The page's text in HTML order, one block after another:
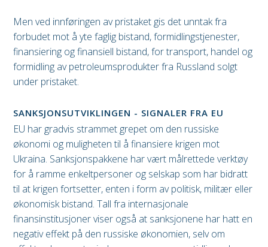
Men ved innføringen av pristaket gis det unntak fra
forbudet mot å yte faglig bistand, formidlingstjenester,
finansiering og finansiell bistand, for transport, handel og
formidling av petroleumsprodukter fra Russland solgt
under pristaket.
SANKSJONSUTVIKLINGEN - SIGNALER FRA EU
EU har gradvis strammet grepet om den russiske
økonomi og muligheten til å finansiere krigen mot
Ukraina. Sanksjonspakkene har vært målrettede verktøy
for å ramme enkeltpersoner og selskap som har bidratt
til at krigen fortsetter, enten i form av politisk, militær eller
økonomisk bistand. Tall fra internasjonale
finansinstitusjoner viser også at sanksjonene har hatt en
negativ effekt på den russiske økonomien, selv om